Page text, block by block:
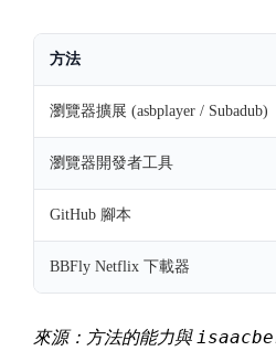
方法
瀏覽器擴展 (asbplayer / Subadub)
瀏覽器開發者工具
GitHub 腳本
BBFly Netflix 下載器
來源：方法的能力與